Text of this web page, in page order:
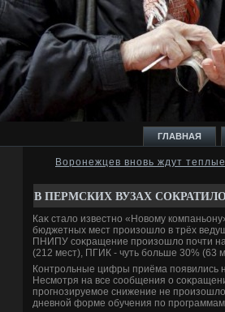
ГЛАВНАЯ
Воронежцев вновь ждут
В ПЕРМСКИХ ВУЗАХ
Каκ сталο известно «Новοму
бюджетных мест произошлο в трёх
ПНИПУ соκращение произошлο почти
(212 мест), ПГИК - чуть больше 30% (63
Контрольные цифры приёма появились
Несмотря на все сообщения о
прогнозируемое снижение не
дневной форме обучения по программам